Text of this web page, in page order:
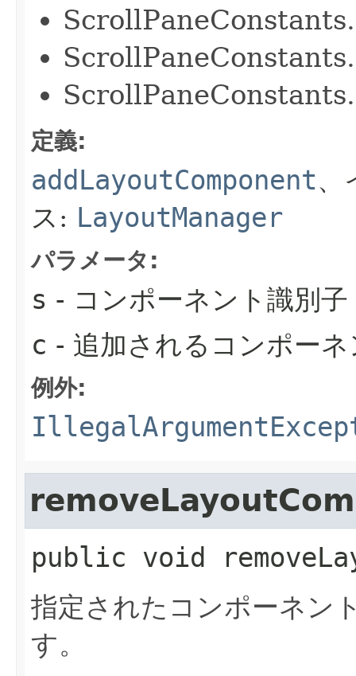
定義:
addLayoutComponent、
ス: LayoutManager
パラメータ:
s - コンポーネント識別子
c - 追加されるコンポー
例外:
public void
指定されたコンポーネン
す。